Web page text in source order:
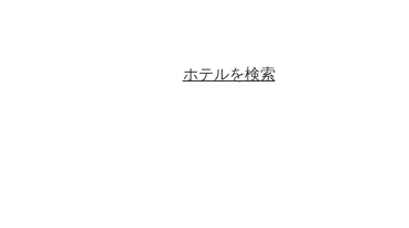
ホテルを検索